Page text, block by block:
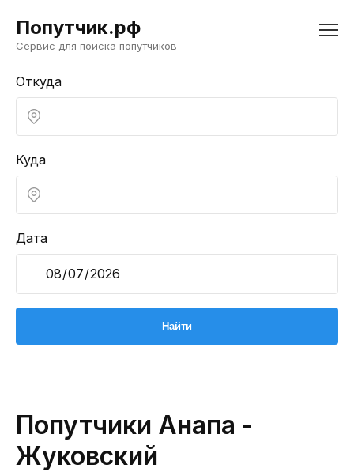
Попутчик.рф
Сервис для поиска попутчиков
Откуда
Куда
Дата
Попутчики Анапа -
Жуковский